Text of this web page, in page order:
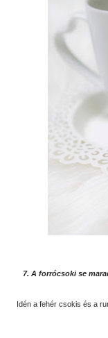
7. A forrócsoki se
Idén a fehér csokis és a